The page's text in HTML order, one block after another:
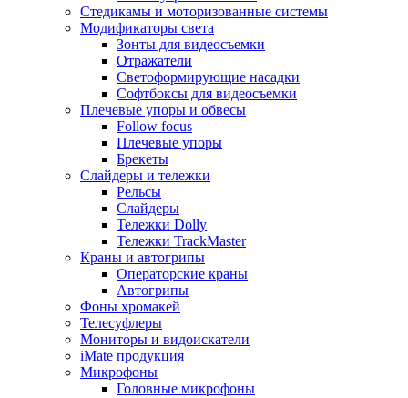
Стедикамы и моторизованные системы
Модификаторы света
Зонты для видеосъемки
Отражатели
Светоформирующие насадки
Софтбоксы для видеосъемки
Плечевые упоры и обвесы
Follow focus
Плечевые упоры
Брекеты
Слайдеры и тележки
Рельсы
Слайдеры
Тележки Dolly
Тележки TrackMaster
Краны и автогрипы
Операторские краны
Автогрипы
Фоны хромакей
Телесуфлеры
Мониторы и видоискатели
iMate продукция
Микрофоны
Головные микрофоны